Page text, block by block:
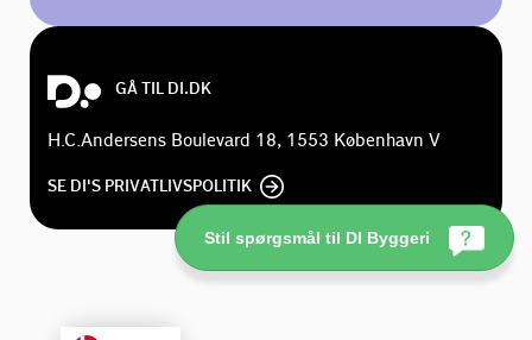
GÅ TIL DI.DK
H.C.Andersens Boulevard 18, 1553 København V
SE DI'S PRIVATLIVSPOLITIK
Stil spørgsmål til DI Byggeri